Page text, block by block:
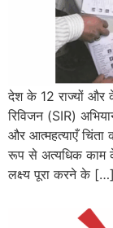
देश के 12 राज्यों और
रिविजन (SIR)
और आत्महत्याएँ चिंता
रूप से अत्यधिक काम के
लक्ष्य पूरा करने के […]